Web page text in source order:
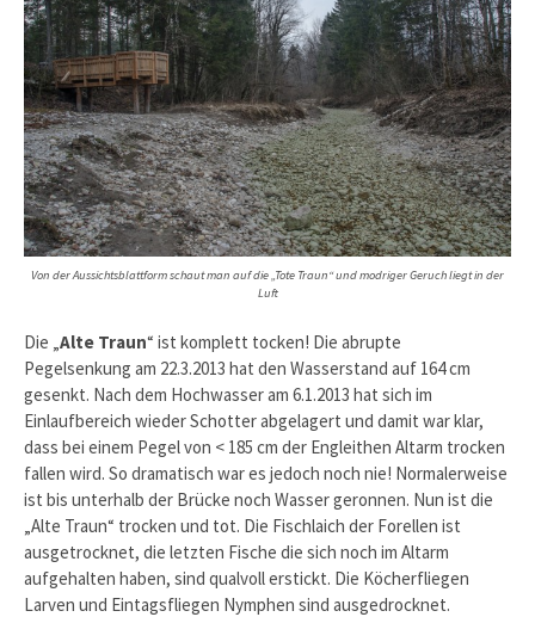
Von der Aussichtsblattform schaut man auf die „Tote Traun“ und modriger Geruch liegt in der
Luft
Die „ Alte Traun“ ist komplett tocken! Die abrupte
Pegelsenkung am 22.3.2013 hat den Wasserstand auf 164 cm
gesenkt. Nach dem Hochwasser am 6.1.2013 hat sich im
Einlaufbereich wieder Schotter abgelagert und damit war klar,
dass bei einem Pegel von < 185 cm der Engleithen Altarm trocken
fallen wird. So dramatisch war es jedoch noch nie! Normalerweise
ist bis unterhalb der Brücke noch Wasser geronnen. Nun ist die
„Alte Traun“ trocken und tot. Die Fischlaich der Forellen ist
ausgetrocknet, die letzten Fische die sich noch im Altarm
aufgehalten haben, sind qualvoll erstickt. Die Köcherfliegen
Larven und Eintagsfliegen Nymphen sind ausgedrocknet.